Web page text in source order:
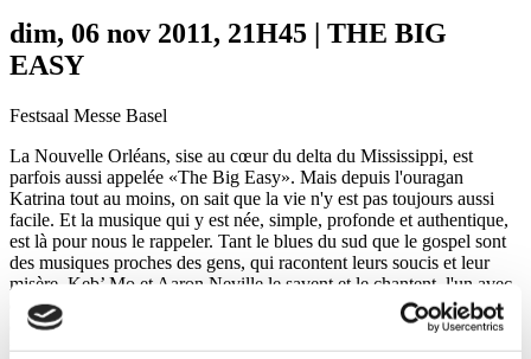
dim, 06 nov 2011, 21H45 | THE BIG
EASY
Festsaal Messe Basel
La Nouvelle Orléans, sise au cœur du delta du Mississippi, est
parfois aussi appelée «The Big Easy». Mais depuis l'ouragan
Katrina tout au moins, on sait que la vie n'y est pas toujours aussi
facile. Et la musique qui y est née, simple, profonde et authentique,
est là pour nous le rappeler. Tant le blues du sud que le gospel sont
des musiques proches des gens, qui racontent leurs soucis et leur
misère. Keb’ Mo et Aaron Neville le savent et le chantent, l'un avec
des accents spirituels, l'autre profanes. Tous deux font vibrer des
émotions sincères et authentiques, Keb‘ Mo de sa voix rocailleuse et
rude, Neville de sa voix de tête haut perchée et presque douce.